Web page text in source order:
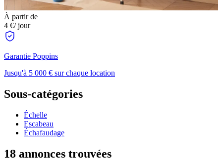
À partir de
4 €/ jour
Garantie Poppins
Jusqu'à 5 000 € sur chaque location
Sous-catégories
Échelle
Escabeau
Échafaudage
18 annonces trouvées